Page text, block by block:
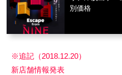
別価格
※追記（2018.12.20）
新店舗情報発表